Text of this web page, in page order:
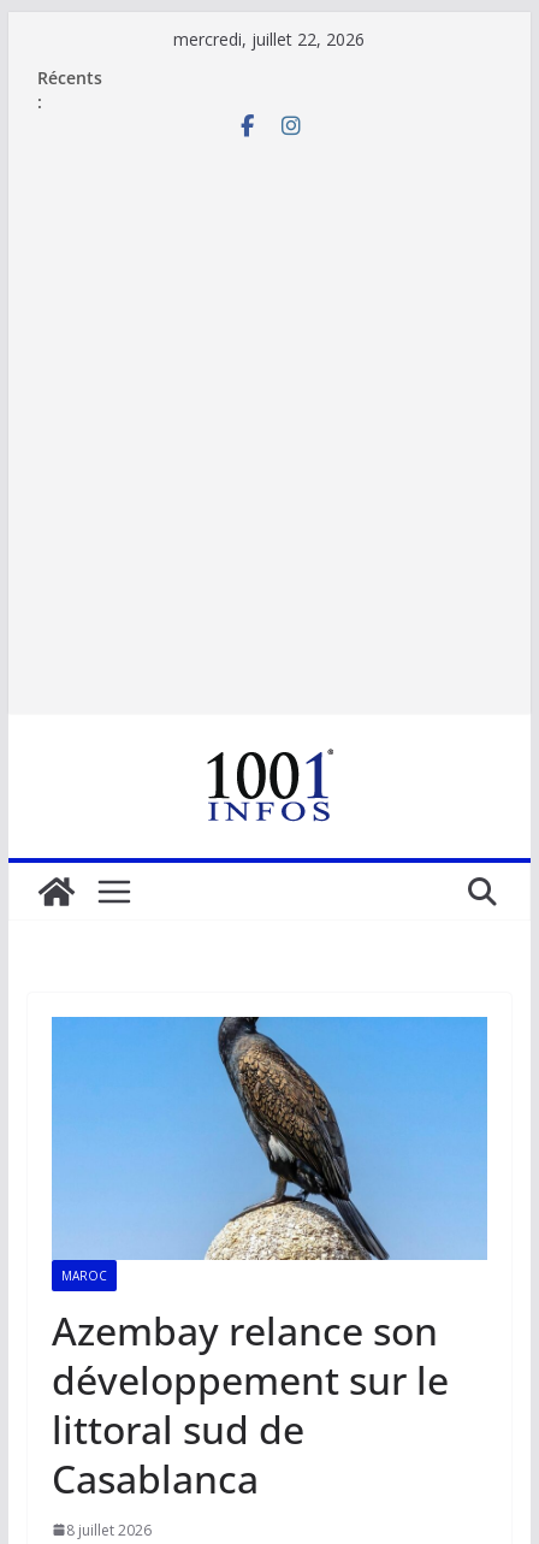
contenu
mercredi, juillet 22, 2026
Récents
:
MAROC
Azembay relance son
développement sur le
littoral sud de
Casablanca
8 juillet 2026